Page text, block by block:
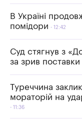
В Україні
помідори
12:42
Суд стягнув з
за зрив
Туреччина
мораторій на
11:36